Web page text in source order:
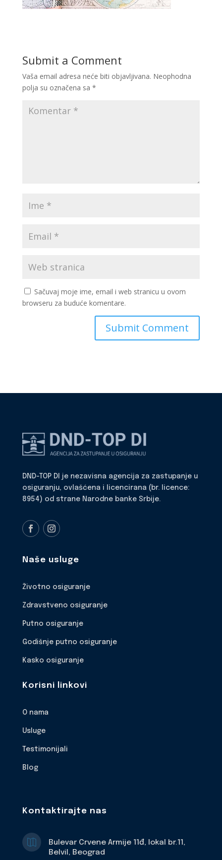
Submit a Comment
Vaša email adresa neće biti objavljivana. Neophodna
polja su označena sa *
Sačuvaj moje ime, email i web stranicu u ovom
browseru za buduće komentare.
DND-TOP DI je nezavisna agencija za zastupanje u
osiguranju, ovlašćena i licencirana (br. licence:
8954) od strane Narodne banke Srbije.
Naše usluge
Životno osiguranje
Zdravstveno osiguranje
Putno osiguranje
Godišnje putno osiguranje
Kasko osiguranje
Korisni linkovi
O nama
Usluge
Testimonijali
Blog
Kontaktirajte nas

Bulevar Crvene Armije 11đ, lokal br.11,
Belvil, Beograd